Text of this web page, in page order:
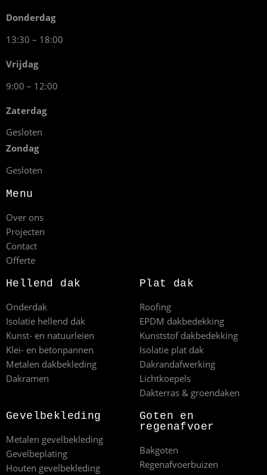
Donderdag
13:30 – 18:00
Vrijdag
9:00 – 12:00
Zaterdag
Gesloten
Zondag
Gesloten
Menu
Over ons
Projecten
Contact
Offerte
Hellend dak
Onderdak
Isolatie hellend dak
Kunst- en natuurleien
Klei- en betonpannen
Metalen dakbekleding
Dakramen
Plat dak
Roofing
EPDM dakbedekking
Kunststof dakbedekking
Isolatie plat dak
Dakrandafwerking
Lichtkoepels
Dakterras & groendaken
Gevelbekleding
Metalen gevelbekleding
Gevelbeplating
Houten gevelbekleding
Goten en
regenafvoer
Bakgoten
Regenafvoerbuizen